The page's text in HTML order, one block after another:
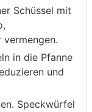
Schüssel mit
in die Pfanne
und
Speckwürfel